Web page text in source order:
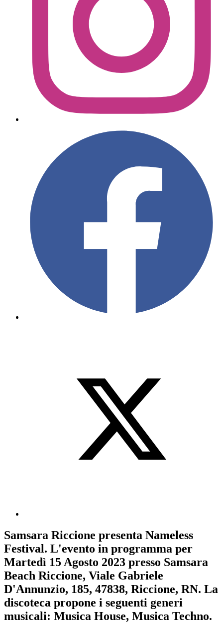
Samsara Riccione presenta Nameless
Festival. L'evento in programma per
Martedì 15 Agosto 2023 presso Samsara
Beach Riccione, Viale Gabriele
D'Annunzio, 185, 47838, Riccione, RN. La
discoteca propone i seguenti generi
musicali: Musica House, Musica Techno.